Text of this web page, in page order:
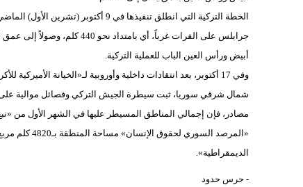
الخطة التركية التي انطلق تنفيذها
أبيض ورأس العين الباب للعملية التركية.
وفي 17 أكتوبر، بعد انتقادات داخلية وأوروبية لـ«الخيانة
شمال شرقي سوريا، ثبت سيطرة الجيش التركي وفصائل موالية
الديمقراطية».
- حرس حدود